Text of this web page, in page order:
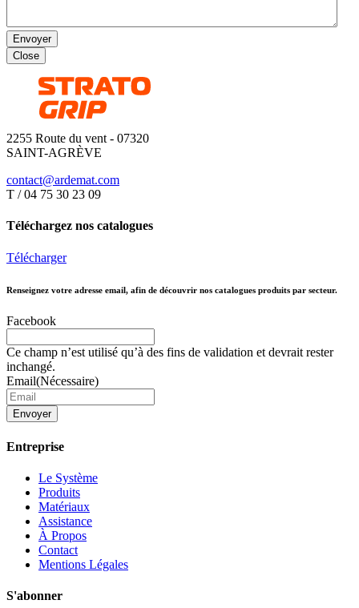
Envoyer
Close
2255 Route du vent - 07320
SAINT-AGRÈVE
contact@ardemat.com
T / 04 75 30 23 09
Téléchargez nos catalogues
Télécharger
Renseignez votre adresse email, afin de découvrir nos catalogues produits par secteur.
Facebook
Ce champ n’est utilisé qu’à des fins de validation et devrait rester
inchangé.
Email(Nécessaire)
Envoyer
Entreprise
Le Système
Produits
Matériaux
Assistance
À Propos
Contact
Mentions Légales
S'abonner